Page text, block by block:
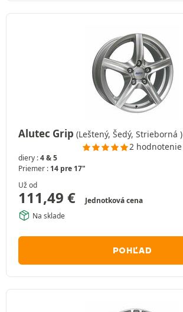
Alutec Grip (Leštený, Šedý, Strieborná )
2 hodnotenie
diery :4 & 5
Priemer : 14 pre 17"
Už od
111,49 €
Jednotková cena
Na sklade
POHĽAD